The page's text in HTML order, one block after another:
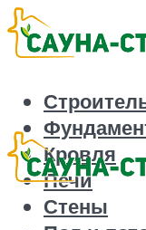
Кровля
Печи
Стены